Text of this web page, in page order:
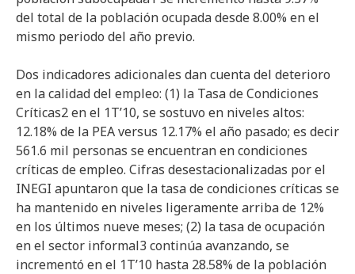
del total de la población ocupada desde 8.00% en el
mismo periodo del año previo.
Dos indicadores adicionales dan cuenta del deterioro
en la calidad del empleo: (1) la Tasa de Condiciones
Críticas2 en el 1T’10, se sostuvo en niveles altos:
12.18% de la PEA versus 12.17% el año pasado; es decir
561.6 mil personas se encuentran en condiciones
críticas de empleo. Cifras desestacionalizadas por el
INEGI apuntaron que la tasa de condiciones críticas se
ha mantenido en niveles ligeramente arriba de 12%
en los últimos nueve meses; (2) la tasa de ocupación
en el sector informal3 continúa avanzando, se
incrementó en el 1T’10 hasta 28.58% de la población